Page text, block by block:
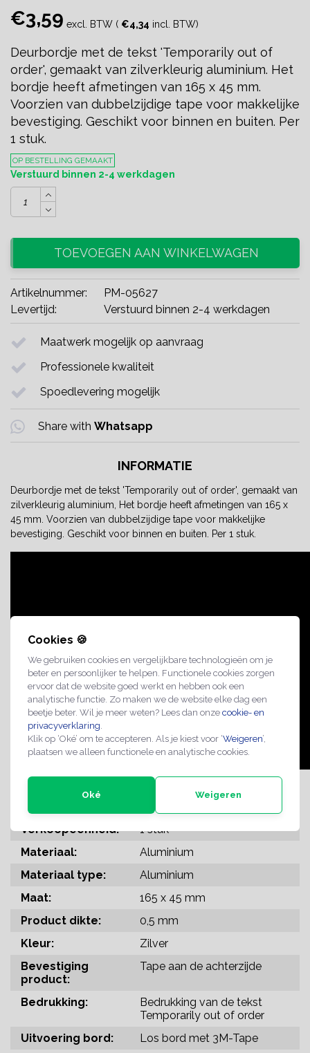
Cookies 🍪
We gebruiken cookies en vergelijkbare technologieën om je
beter en persoonlijker te helpen. Functionele cookies zorgen
ervoor dat de website goed werkt en hebben ook een
analytische functie. Zo maken we de website elke dag een
beetje beter. Wil je meer weten? Lees dan onze cookie- en
privacyverklaring
Klik op ‘Oké’ om te accepteren. Als je kiest voor ‘Weigeren’,
plaatsen we alleen functionele en analytische cookies.
Oké Weigeren
€3,59 excl. BTW ( €4,34 incl. BTW)
Deurbordje met de tekst 'Temporarily out of
order', gemaakt van zilverkleurig aluminium. Het
bordje heeft afmetingen van 165 x 45 mm.
Voorzien van dubbelzijdige tape voor makkelijke
bevestiging. Geschikt voor binnen en buiten. Per
1 stuk.
OP BESTELLING GEMAAKT
Verstuurd binnen 2-4 werkdagen
TOEVOEGEN AAN WINKELWAGEN
Artikelnummer:
PM-05627
Levertijd:
Verstuurd binnen 2-4 werkdagen
Maatwerk mogelijk op aanvraag
Professionele kwaliteit
Spoedlevering mogelijk
Share with Whatsapp
INFORMATIE
Deurbordje met de tekst 'Temporarily out of order', gemaakt van
zilverkleurig aluminium, Het bordje heeft afmetingen van 165 x
45 mm. Voorzien van dubbelzijdige tape voor makkelijke
bevestiging. Geschikt voor binnen en buiten. Per 1 stuk.
SPECIFICATIES
Verkoopeenheid:
1 stuk
Materiaal:
Aluminium
Materiaal type:
Aluminium
Maat:
165 x 45 mm
Product dikte:
0,5 mm
Kleur:
Zilver
Bevestiging
product:
Tape aan de achterzijde
Bedrukking:
Bedrukking van de tekst
Temporarily out of order
Uitvoering bord:
Los bord met 3M-Tape